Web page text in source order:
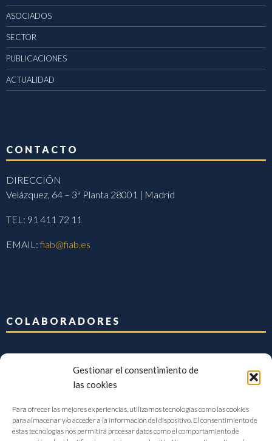
Gestionar el consentimiento de
las cookies
Para ofrecer las mejores experiencias, utilizamos tecnologías como las cookies
para almacenar y/o acceder a la información del dispositivo. El consentimiento de
estas tecnologías nos permitirá procesar datos como el comportamiento de
ASOCIADOS
SECTOR
PUBLICACIONES
ACTUALIDAD
CONTACTO
DIRECCIÓN
Velázquez, 64 – 3ª Planta 28001 | Madrid
TEL: 91 411 72 11
EMAIL:fiab@fiab.es
COLABORADORES